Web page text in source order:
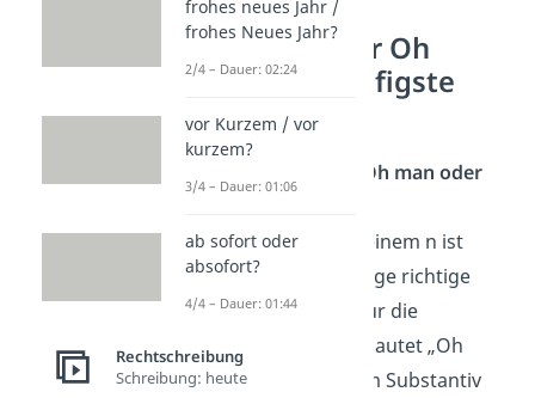
Oh man oder Oh
Mann — häufigste
Fragen
Schreibt man Oh man oder
„Oh man“ mit einem n ist
falsch. Die einzige richtige
Schreibweise für die
Redewendung lautet „Oh
Mann“. Mit dem Substantiv
frohes neues Jahr /
frohes Neues Jahr?
2/4 – Dauer: 02:24
vor Kurzem / vor
kurzem?
3/4 – Dauer: 01:06
ab sofort oder
absofort?
4/4 – Dauer: 01:44
Rechtschreibung
Schreibung: heute